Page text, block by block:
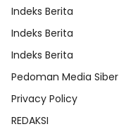
Indeks Berita
Indeks Berita
Indeks Berita
Pedoman Media Siber
Privacy Policy
REDAKSI